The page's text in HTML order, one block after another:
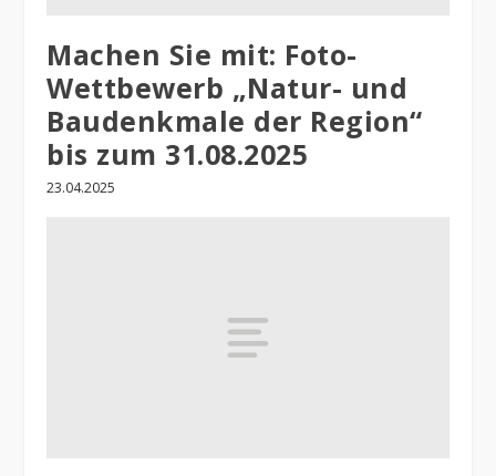
Machen Sie mit: Foto-
Wettbewerb „Natur- und
Baudenkmale der Region“
bis zum 31.08.2025
23.04.2025